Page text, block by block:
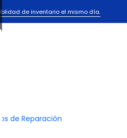
de Reparación
de inventario el mismo día.
B&D GDE